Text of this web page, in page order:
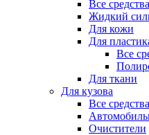
Все
Жидкий
Для кожи
Для
Все
Для ткани
Для кузова
Все
Очистители